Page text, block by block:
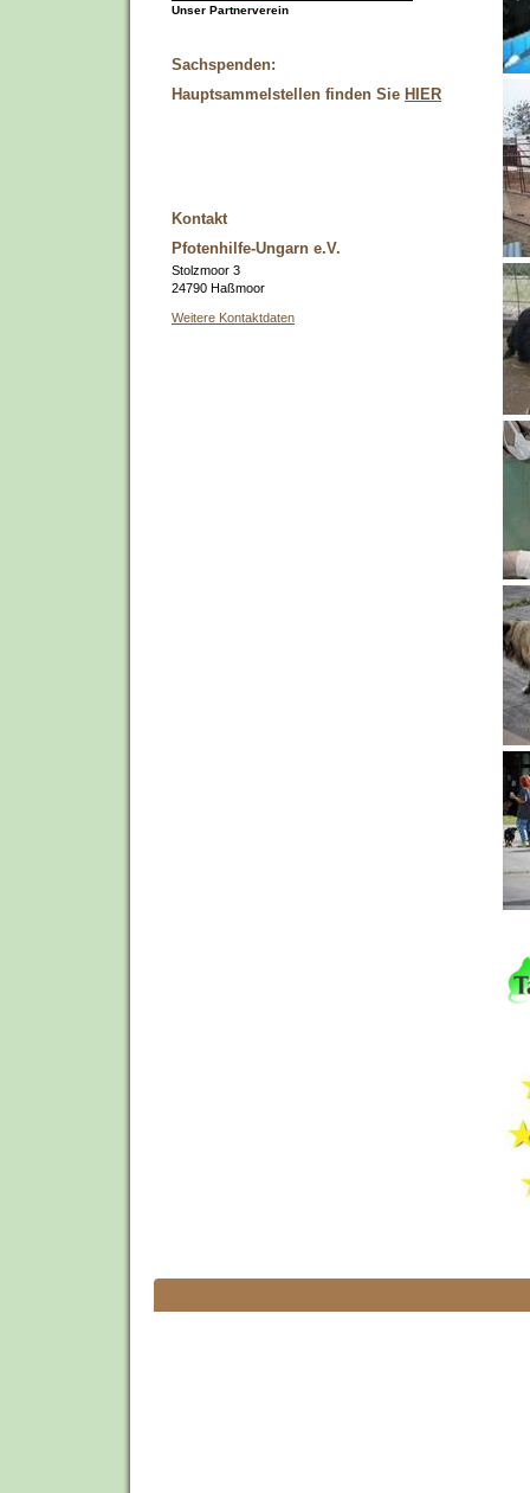
Unser Partnerverein
Sachspenden:
Hauptsammelstellen finden Sie HIER
Kontakt
Pfotenhilfe-Ungarn e.V.
Stolzmoor 3
24790 Haßmoor
Weitere Kontaktdaten